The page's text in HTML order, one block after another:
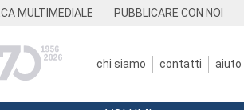
MULTIMEDIALE PUBBLICARE CON NOI
chi siamo contatti aiuto